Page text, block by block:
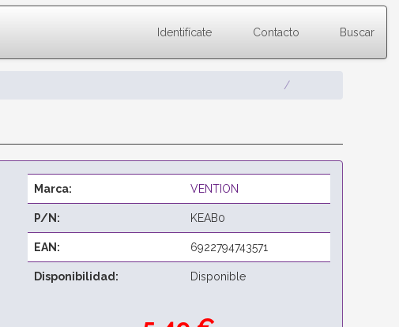
Identifícate Contacto Buscar
Marca: VENTION
P/N: KEAB0
EAN: 6922794743571
Disponibilidad: Disponible